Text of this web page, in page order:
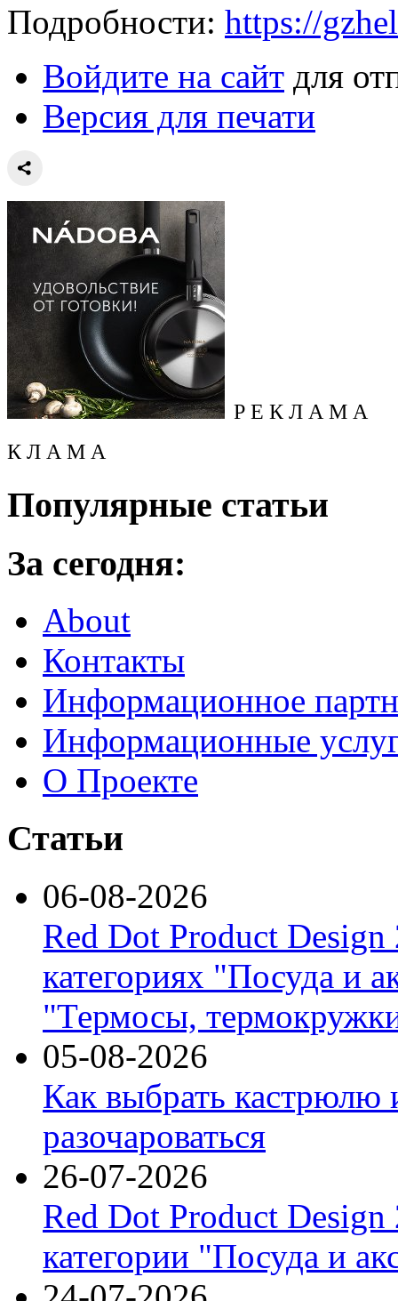
Подробности: https://
Войдите на сайт для
Версия для печати
Р Е К Л А М А
К Л А М А
Популярные статьи
За сегодня:
About
Контакты
Информационное
Информационные
О Проекте
Статьи
06-08-2026
Red Dot Product Design
категориях "Посуда и
"Термосы,
05-08-2026
Как выбрать кастрюлю
разочароваться
26-07-2026
Red Dot Product Design
категории "Посуда и